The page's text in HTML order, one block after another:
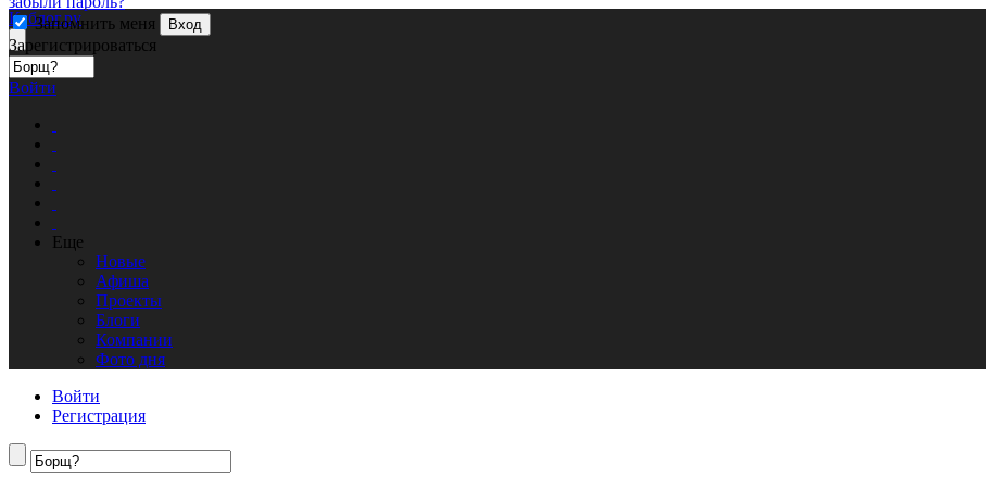
Запомнить меня
Вход
Зарегистрироваться
Кублог.ру
Войти
Еще
Новые
Афиша
Проекты
Блоги
Компании
Фото дня
Войти
Регистрация